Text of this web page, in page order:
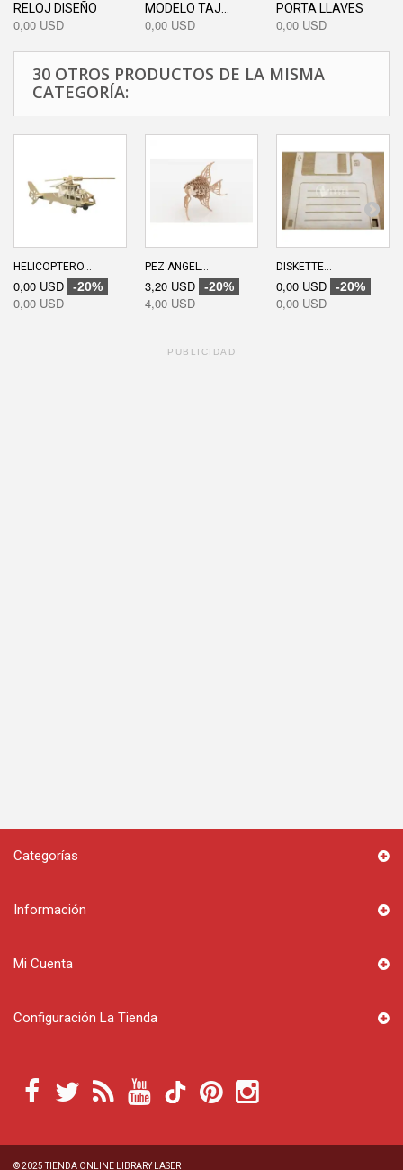
RELOJ DISEÑO
0,00 USD
MODELO TAJ...
0,00 USD
PORTA LLAVES
0,00 USD
30 OTROS PRODUCTOS DE LA MISMA
CATEGORÍA:
HELICOPTERO...
0,00 USD -20%
0,00 USD
PEZ ANGEL...
3,20 USD -20%
4,00 USD
DISKETTE...
0,00 USD -20%
0,00 USD
PUBLICIDAD
Categorías
Información
© 2025TIENDA ONLINE LIBRARY LASER
Mi Cuenta
Configuración La Tienda